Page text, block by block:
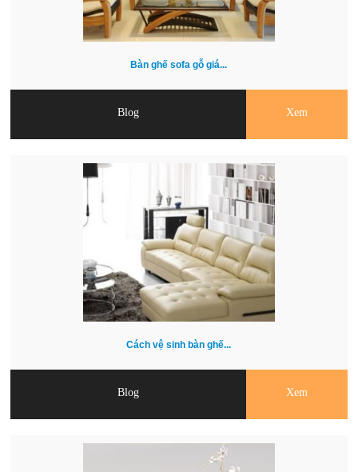
Bàn ghế sofa gỗ giá...
Blog Xem
Cách vệ sinh bàn ghế...
Blog Xem